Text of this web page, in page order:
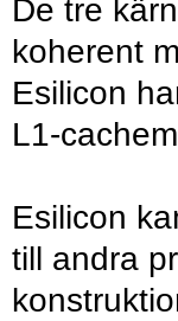
De tre
koherent
Esilicon
L1-
Esilicon
till andra